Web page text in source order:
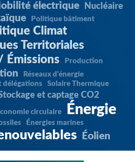
électrique Nucléaire
Politique bâtiment
Climat
Territoriales
Émissions
Production
Réseaux d'énergie
délégations
Solaire Thermique
et captage CO2
circulaire Énergie
Énergies marines
Éolien